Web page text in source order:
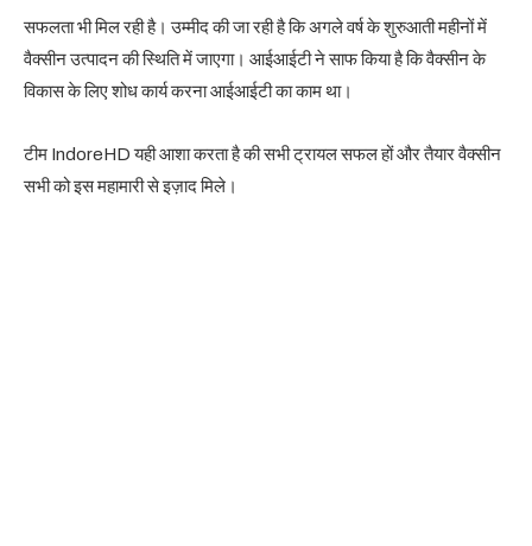
सफलता भी मिल रही है। उम्मीद की जा रही है कि अगले वर्ष के शुरुआती महीनों में
वैक्सीन उत्पादन की स्थिति में जाएगा। आईआईटी ने साफ किया है कि वैक्सीन के
विकास के लिए शोध कार्य करना आईआईटी का काम था।
टीम IndoreHD यही आशा करता है की सभी ट्रायल सफल हों और तैयार वैक्सीन
सभी को इस महामारी से इज़ाद मिले।